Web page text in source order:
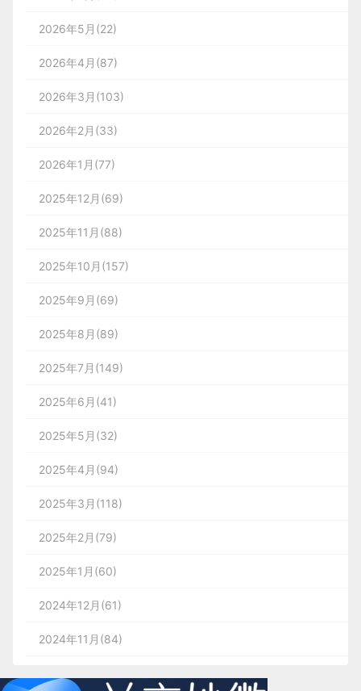
2026年5月(22)
2026年4月(87)
2026年3月(103)
2026年2月(33)
2026年1月(77)
2025年12月(69)
2025年11月(88)
2025年10月(157)
2025年9月(69)
2025年8月(89)
2025年7月(149)
2025年6月(41)
2025年5月(32)
2025年4月(94)
2025年3月(118)
2025年2月(79)
2025年1月(60)
2024年12月(61)
2024年11月(84)